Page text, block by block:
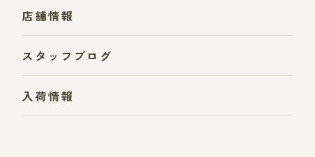
店舗情報
スタッフブログ
入荷情報